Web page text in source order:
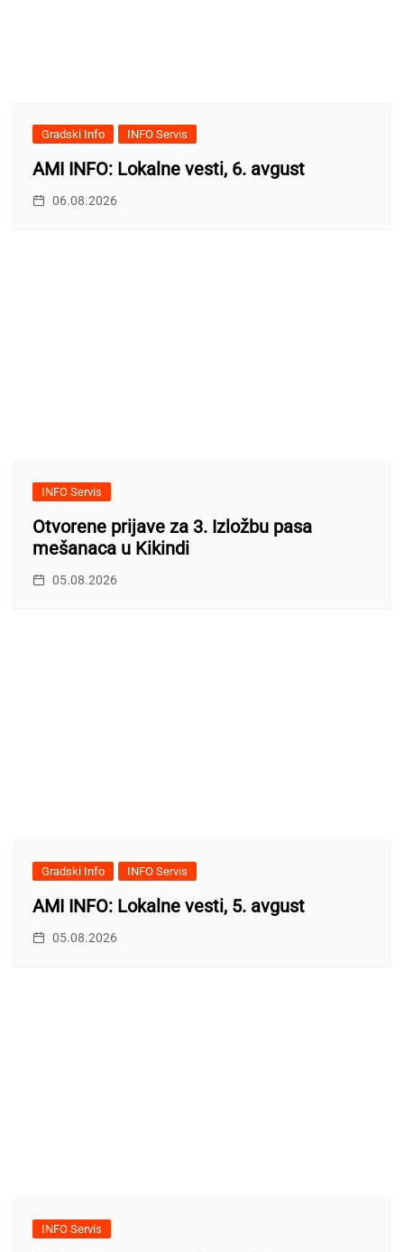
Gradski Info INFO Servis
AMI INFO: Lokalne vesti, 6. avgust
06.08.2026
INFO Servis
Otvorene prijave za 3. Izložbu pasa
mešanaca u Kikindi
05.08.2026
Gradski Info INFO Servis
AMI INFO: Lokalne vesti, 5. avgust
05.08.2026
INFO Servis